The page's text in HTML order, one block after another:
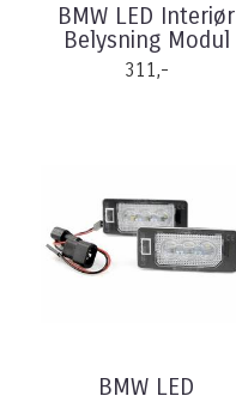
BMW LED Interiør
Belysning Modul
311,-
BMW LED